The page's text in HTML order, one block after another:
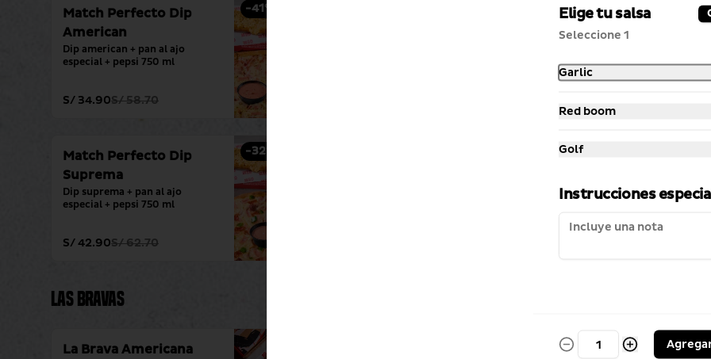
-41%
Match Perfecto Dip
American
Dip american + pan al ajo
especial + pepsi 750 ml
S/ 34.90S/ 58.70
-34%
-32
Match Perfecto Dip
Suprema
Dip suprema + pan al ajo
especial + pepsi 750 ml
S/ 42.90S/ 62.70
Las Bravas
La Brava Americana
Elige tu salsa
Seleccione 1
Garlic
Red boom
Golf
Instrucciones